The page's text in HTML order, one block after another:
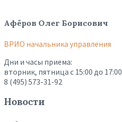
Афёров Олег Борисович
ВРИО начальника управления
Дни и часы приема:
вторник, пятница с 15:00 до 17:00
8 (495) 573-31-92
Новости